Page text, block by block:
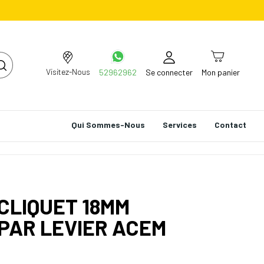
Visitez-Nous 52962962 Se connecter Mon panier
Qui Sommes-Nous Services Contact
18MM
LEVIER ACEM